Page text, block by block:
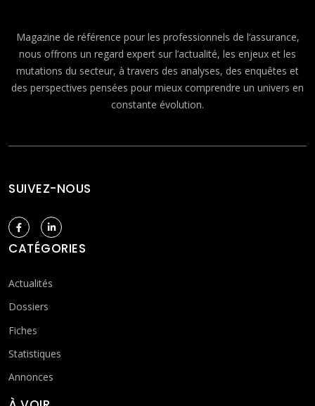
Magazine de référence pour les professionnels de l’assurance,
nous offrons un regard expert sur l’actualité, les enjeux et les
mutations du secteur, à travers des analyses, des enquêtes et
des perspectives pensées pour mieux comprendre un univers en
constante évolution.
SUIVEZ-NOUS
CATÉGORIES
Actualités
Dossiers
Fiches
Statistiques
Annonces